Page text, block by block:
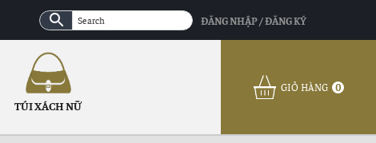
ĐĂNG NHẬP / ĐĂNG KÝ
TÚI XÁCH NỮ
GIỎ HÀNG 0